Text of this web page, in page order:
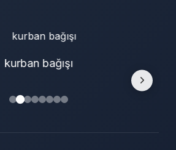
kurban bağışı